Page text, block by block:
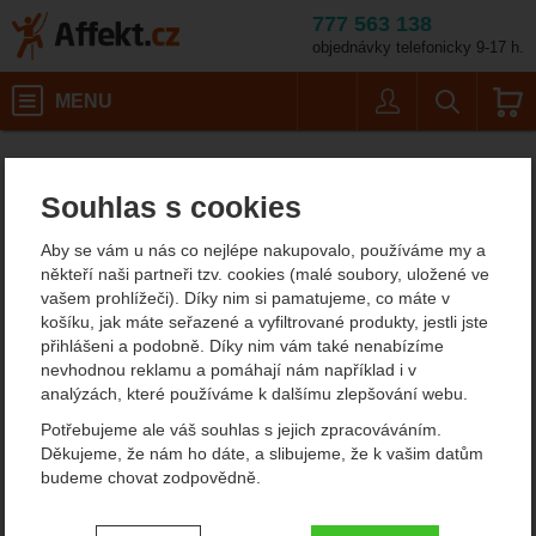
Souhlas s cookies
Aby se vám u nás co nejlépe nakupovalo, používáme my a
někteří naši partneři tzv. cookies (malé soubory, uložené ve
vašem prohlížeči). Díky nim si pamatujeme, co máte v
košíku, jak máte seřazené a vyfiltrované produkty, jestli jste
přihlášeni a podobně. Díky nim vám také nenabízíme
nevhodnou reklamu a pomáhají nám například i v
analýzách, které používáme k dalšímu zlepšování webu.
Potřebujeme ale váš souhlas s jejich zpracováváním.
Děkujeme, že nám ho dáte, a slibujeme, že k vašim datům
budeme chovat zodpovědně.
Nastavení souhlasů s kategoriemi
777 563 138
objednávky telefonicky 9-17 h.
MENU
Termosky na
Esbit Termosky na jídlo
Až pojede v zimě do přírody a jedno jestli na lezení ledů, na běžky
nebo na vodu, určitěoceníte k obědu teplé jídlo, polévku nebo
dokonce guláš. Máme v nabídce termosky na jídlo Esbit
tomu vám můžeme tento požadavek dopřát.
Zobrazit více
Filtrování podle parametrů
CENA (KČ)
OBJEM HLAVNÍ NÁDOBY (L)
NejzajímavějšíNejlevnější